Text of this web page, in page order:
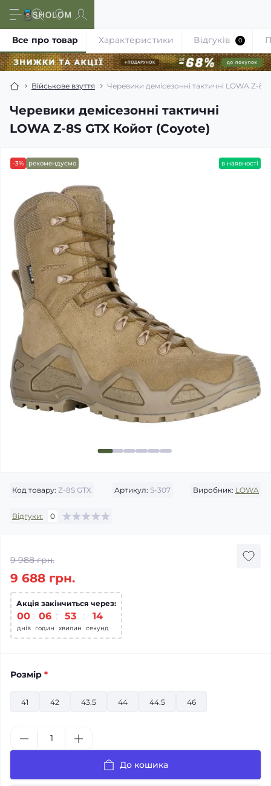
Військове взуття Черевики демісезонні тактичні LOWA Z-
Черевики демісезонні тактичні
LOWA Z-8S GTX Койот (Coyote)
Все про товар Характеристики Відгуків 0
-3% рекомендуємо в наявності
Код товару: Z-8S GTX Артикул: S-307 Виробник: LOWA
Відгуки: 0
9 988 грн.
9 688 грн.
Акція закінчиться через:
00
днів
: 06
годин
: 53
хвилин
: 14
секунд
Розмір *
41 42 43.5 44 44.5 46
До кошика